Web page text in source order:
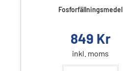
Fosforfällningsmedel
849 Kr
inkl. moms